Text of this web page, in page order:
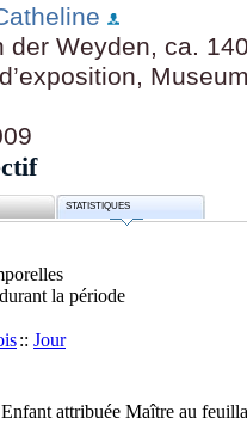
der Weyden, ca.
STATISTIQUES